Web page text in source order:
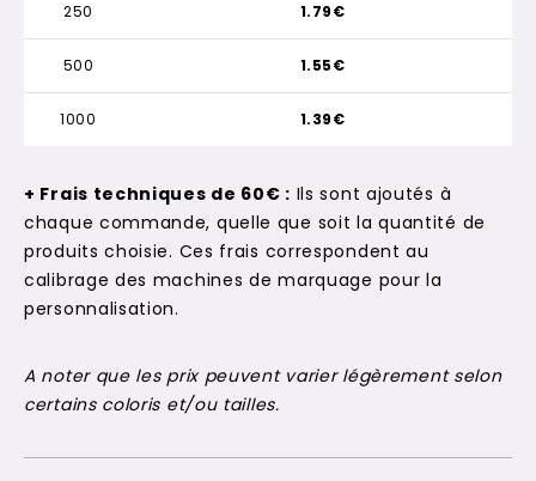
250
500
1000
1.79€
1.55€
1.39€
+ Frais techniques de 60€ : Ils sont ajoutés à
chaque commande, quelle que soit la quantité de
produits choisie. Ces frais correspondent au
calibrage des machines de marquage pour la
personnalisation.
A noter que les prix peuvent varier légèrement selon
certains coloris et/ou tailles.